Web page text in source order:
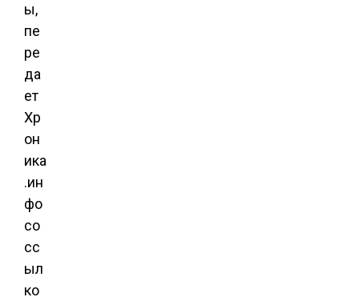
ы,
пе
ре
да
ет
Хр
он
ика
.ин
фо
со
сс
ыл
ко